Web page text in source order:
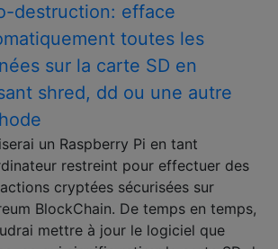
destruction: efface
toutes les
sur la carte SD en
shred, dd ou une autre
un Raspberry Pi en tant
restreint pour effectuer des
cryptées sécurisées sur
BlockChain. De temps en temps,
mettre à jour le logiciel que